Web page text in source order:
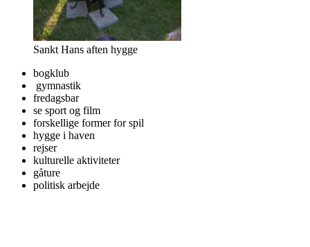
Sankt Hans aften hygge
bogklub
gymnastik
fredagsbar
se sport og film
forskellige former for spil
hygge i haven
rejser
kulturelle aktiviteter
gåture
politisk arbejde